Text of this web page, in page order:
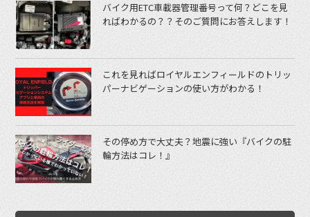
バイク用ETC車載器管理番号って何？どこを見
ればわかるの？？そのご質問にお答えします！
これを見ればロイヤルエンフィールドのトリッ
パーナビゲーションの使い方がわかる！
その停め方で大丈夫？地震に強い『バイクの駐
輪方法はコレ！』